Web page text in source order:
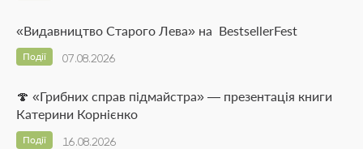
«Видавництво Старого Лева» на BestsellerFest
07.08.2026
Події
🍄 «Грибних справ підмайстра» — презентація книги
Катерини Корнієнко
16.08.2026
Події